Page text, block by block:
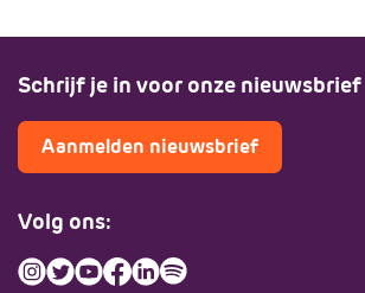
Schrijf je in voor onze nieuwsbrief
Aanmelden nieuwsbrief
Volg ons: